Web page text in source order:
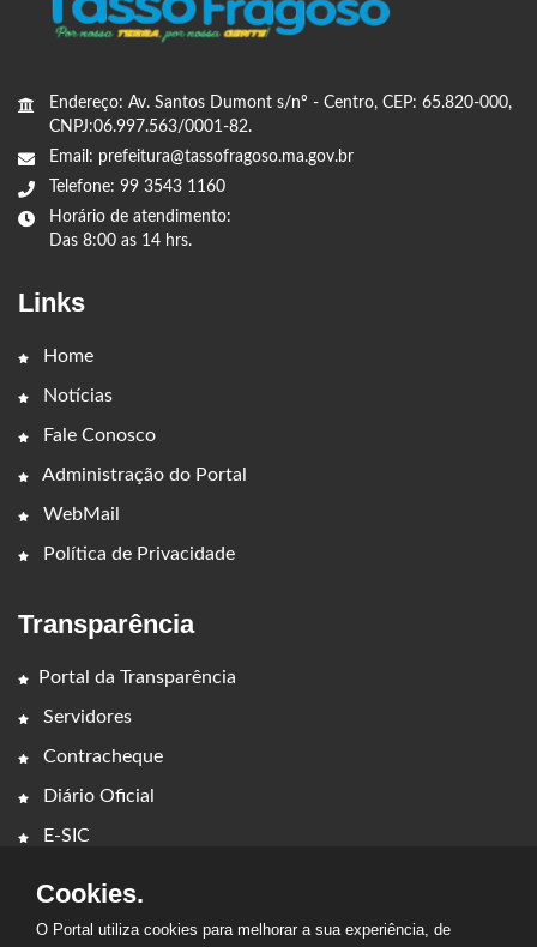
Endereço: Av. Santos Dumont s/nº - Centro, CEP: 65.820-000,
CNPJ:06.997.563/0001-82.
Email: prefeitura@tassofragoso.ma.gov.br
Telefone: 99 3543 1160
Horário de atendimento:
Das 8:00 as 14 hrs.
Links
Home
Notícias
Fale Conosco
Administração do Portal
WebMail
Política de Privacidade
Transparência
Portal da Transparência
Servidores
Contracheque
Diário Oficial
E-SIC
Cookies.
O Portal utiliza cookies para melhorar a sua experiência, de